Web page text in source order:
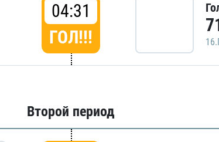
04:31
ГОЛ!!!
Второй период